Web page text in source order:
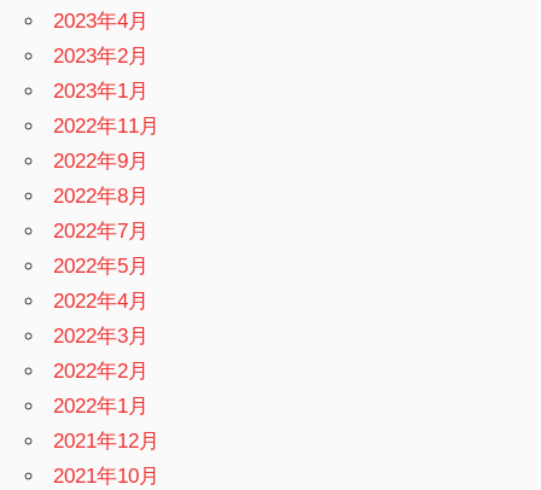
2023年4月
2023年2月
2023年1月
2022年11月
2022年9月
2022年8月
2022年7月
2022年5月
2022年4月
2022年3月
2022年2月
2022年1月
2021年12月
2021年10月